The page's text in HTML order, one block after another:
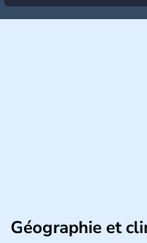
Géographie et